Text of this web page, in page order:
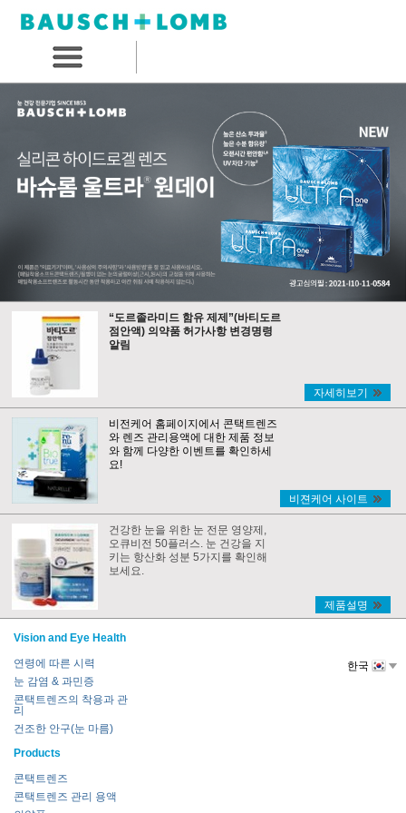
“도르졸라미드 함유 제제”(바티도르
점안액) 의약품 허가사항 변경명령
알림
자세히보기
비전케어 홈페이지에서 콘택트렌즈
와 렌즈 관리용액에 대한 제품 정보
와 함께 다양한 이벤트를 확인하세
요!
비젼케어 사이트
건강한 눈을 위한 눈 전문 영양제,
오큐비전 50플러스. 눈 건강을 지
키는 항산화 성분 5가지를 확인해
보세요.
제품설명
Vision and Eye Health
연령에 따른 시력
눈 감염 & 과민증
콘택트렌즈의 착용과 관
리
건조한 안구(눈 마름)
Products
콘택트렌즈
콘택트렌즈 관리 용액
한국